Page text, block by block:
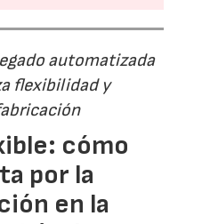
automatizada
flexibilidad y
cómo
por la
en la